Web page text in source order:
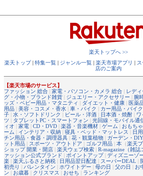
楽天トップへ >>
楽天トップ| 特集一覧 | ジャンル一覧 | 楽天市場アプリ |
店のご案内
【楽天市場のサービス】
ファッション 総合 | 家電・パソコン・カメラ 総合 | レデ
グ・小物・ブランド雑貨 | ジュエリー・アクセサリー | 腕
ッズ・ベビー用品・マタニティ | ダイエット・健康 | 医薬
用品 | 美容・コスメ・香水 | 車・バイク | カー用品・バイ
子 | 水・ソフトドリンク | ビール・洋酒 | 日本酒・焼酎 | ワ
ツ | タブレットPC・スマートフォン | 光回線・モバイル通
ィオ | 家電 | CD・DVD | 楽器・音楽機材 | ゲーム | おもちゃ
ーム | インテリア・収納 | 寝具・ベッド・マットレス | 日
チン用品・食器・調理器具 | 花・観葉植物 | ガーデン・
ット用品 | スポーツ・アウトドア | ゴルフ用品 | 本 （楽天
ショップ 開業・開店 | 楽天ウェブ検索 | R-magazine（雑誌
ァッション公式ブランド | ポイントアップ| ディズニーゾ
楽 | 楽天ふるさと納税 | 日用品翌日配達 | スーパーDEAL |
初売り | バレンタイン | ホワイトデー | 母の日 | 父の日 | お
ン | お歳暮 | クリスマス | おせち | ランキング